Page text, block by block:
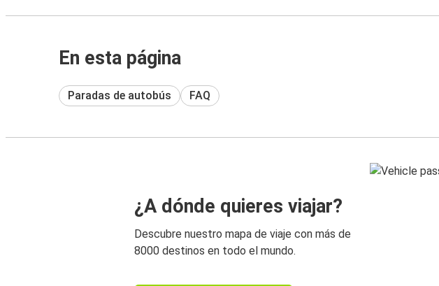
En esta página
Paradas de autobús FAQ
¿A dónde quieres viajar?
Descubre nuestro mapa de viaje con más de
8000 destinos en todo el mundo.